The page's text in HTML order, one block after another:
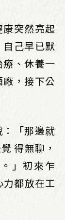
突然亮起
己早已默
、休養一
，接下公
「那邊就
得無聊，
」初來乍
都放在工